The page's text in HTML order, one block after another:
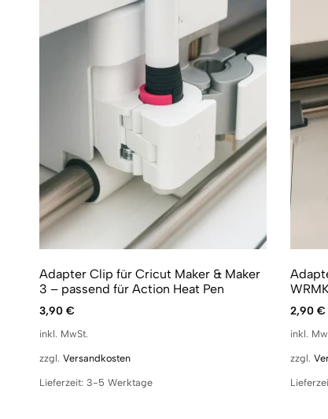
Adapter Clip für Cricut Maker & Maker
3 – passend für Action Heat Pen
3,90 €
inkl. MwSt.
zzgl. Versandkosten
Lieferzeit: 3-5 Werktage
2,90 €
inkl.
zzgl.